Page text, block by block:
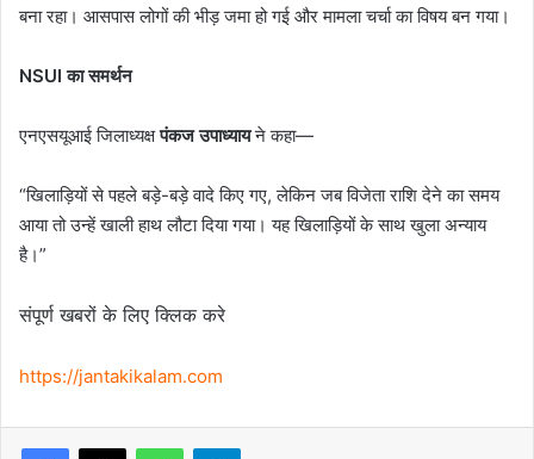
बना रहा। आसपास लोगों की भीड़ जमा हो गई और मामला चर्चा का विषय बन गया।
NSUI का समर्थन
एनएसयूआई जिलाध्यक्षपंकज उपाध्यायने कहा—
“खिलाड़ियों से पहले बड़े-बड़े वादे किए गए, लेकिन जब विजेता राशि देने का समय
आया तो उन्हें खाली हाथ लौटा दिया गया। यह खिलाड़ियों के साथ खुला अन्याय
है।”
संपूर्ण खबरों के लिए क्लिक करे
https://jantakikalam.com
Facebook
X WhatsAppTelegram